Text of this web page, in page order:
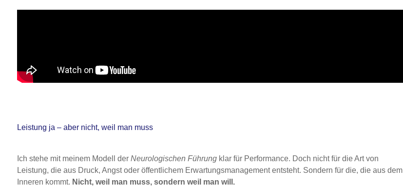
Leistung ja – aber nicht, weil man muss
Ich stehe mit meinem Modell der Neurologischen Führung klar für Performance. Doch nicht für die Art von
Leistung, die aus Druck, Angst oder öffentlichem Erwartungsmanagement entsteht. Sondern für die, die aus dem
Inneren kommt. Nicht, weil man muss, sondern weil man will.